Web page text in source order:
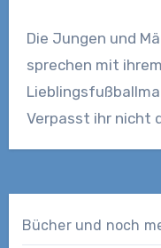
Die Jungen und
sprechen mit
Verpasst ihr nicht
Bücher und noch